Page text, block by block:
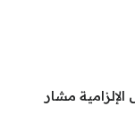
الإلزامية مشار